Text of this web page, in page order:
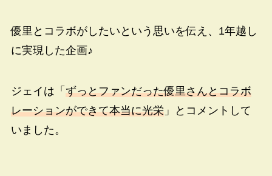
優里とコラボがしたいという思いを伝え、1年越し
に実現した企画♪
ジェイは「 ずっとファンだった優里さんとコラボ
レーションができて本当に光栄」とコメントして
いました。